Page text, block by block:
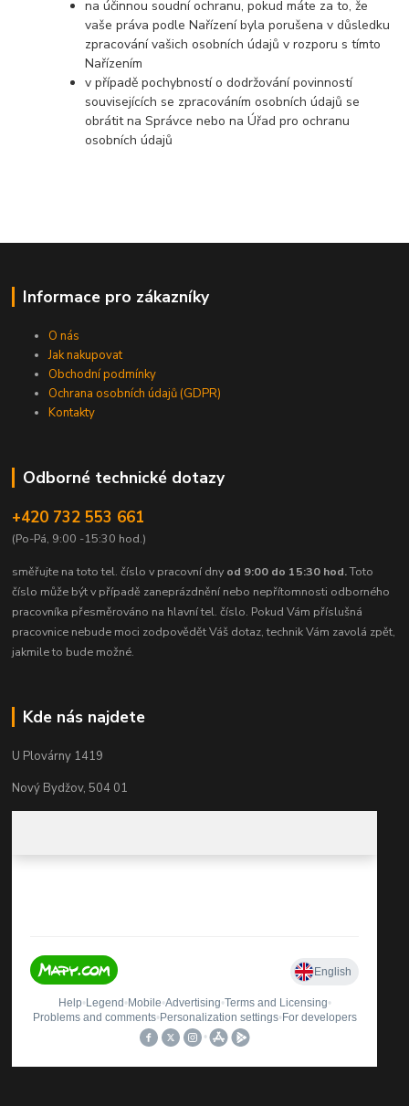
na účinnou soudní ochranu, pokud máte za to, že
vaše práva podle Nařízení byla porušena v důsledku
zpracování vašich osobních údajů v rozporu s tímto
Nařízením
v případě pochybností o dodržování povinností
souvisejících se zpracováním osobních údajů se
obrátit na Správce nebo na Úřad pro ochranu
osobních údajů
Informace pro zákazníky
O nás
Jak nakupovat
Obchodní podmínky
Ochrana osobních údajů (GDPR)
Kontakty
Odborné technické dotazy
+420 732 553 661
(Po-Pá, 9:00 -15:30 hod.)
směřujte na toto tel. číslo v pracovní dny od 9:00 do 15:30 hod.Toto
číslo může být v případě zaneprázdnění nebo nepřítomnosti odborného
pracovníka přesměrováno na hlavní tel. číslo. Pokud Vám příslušná
pracovnice nebude moci zodpovědět Váš dotaz, technik Vám zavolá zpět,
jakmile to bude možné.
Kde nás najdete
U Plovárny 1419
Nový Bydžov, 504 01